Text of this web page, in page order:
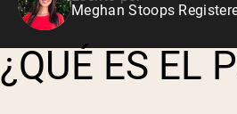
Meghan Stoops
¿QUÉ ES EL